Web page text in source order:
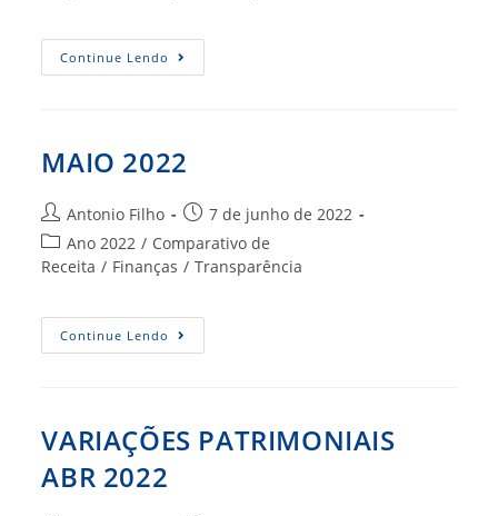
Continue Lendo COMPARATIVO
DE
MAIO 2022
Autor
do
post:
Antonio Filho
Post
publicado:
7 de junho de 2022
Categoria
do
Ano 2022 / Comparativo de
Receita / Finanças / Transparência
Continue Lendo MAIO
2022
VARIAÇÕES PATRIMONIAIS
ABR 2022